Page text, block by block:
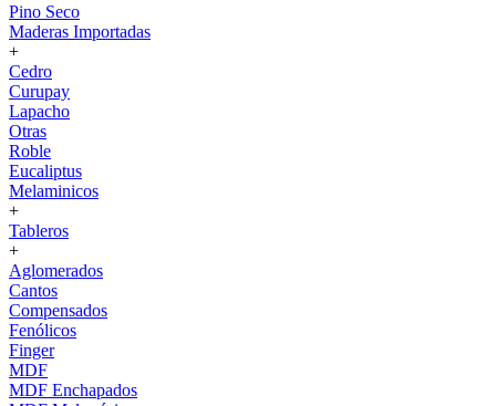
Pino Seco
Maderas Importadas
+
Cedro
Curupay
Lapacho
Otras
Roble
Eucaliptus
Melaminicos
+
Tableros
+
Aglomerados
Cantos
Compensados
Fenólicos
Finger
MDF
MDF Enchapados